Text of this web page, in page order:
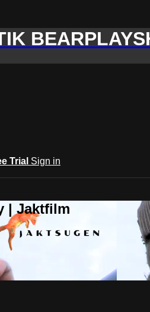
Trial Sign in
| Jaktfilm